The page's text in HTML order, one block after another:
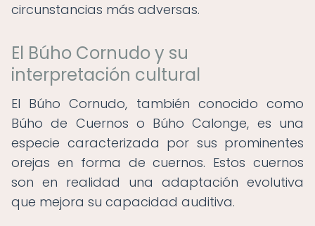
circunstancias más adversas.
El Búho Cornudo y su
interpretación cultural
El Búho Cornudo, también conocido como
Búho de Cuernos o Búho Calonge, es una
especie caracterizada por sus prominentes
orejas en forma de cuernos. Estos cuernos
son en realidad una adaptación evolutiva
que mejora su capacidad auditiva.